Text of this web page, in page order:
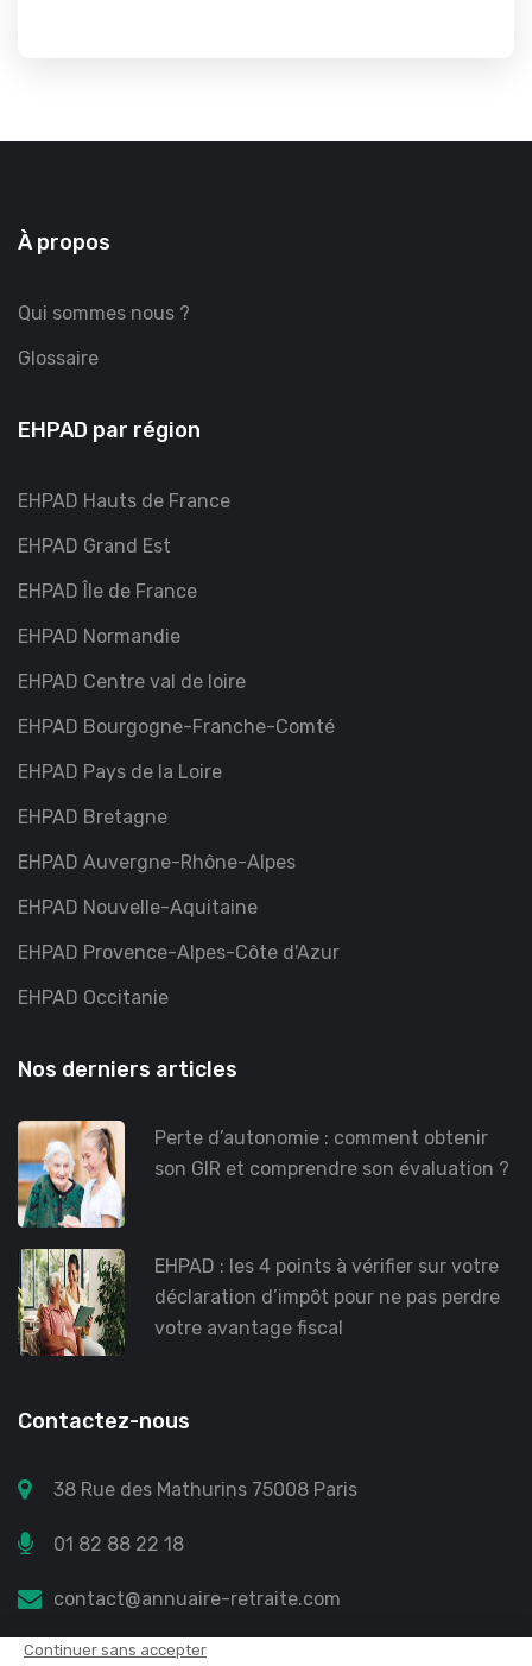
À propos
Qui sommes nous ?
Glossaire
EHPAD par région
EHPAD Hauts de France
EHPAD Grand Est
EHPAD Île de France
EHPAD Normandie
EHPAD Centre val de loire
EHPAD Bourgogne-Franche-Comté
EHPAD Pays de la Loire
EHPAD Bretagne
EHPAD Auvergne-Rhône-Alpes
EHPAD Nouvelle-Aquitaine
EHPAD Provence-Alpes-Côte d'Azur
EHPAD Occitanie
Nos derniers articles
Perte d’autonomie : comment obtenir
son GIR et comprendre son évaluation ?
EHPAD : les 4 points à vérifier sur votre
déclaration d’impôt pour ne pas perdre
votre avantage fiscal
Contactez-nous
38 Rue des Mathurins 75008 Paris
01 82 88 22 18
contact@annuaire-retraite.com